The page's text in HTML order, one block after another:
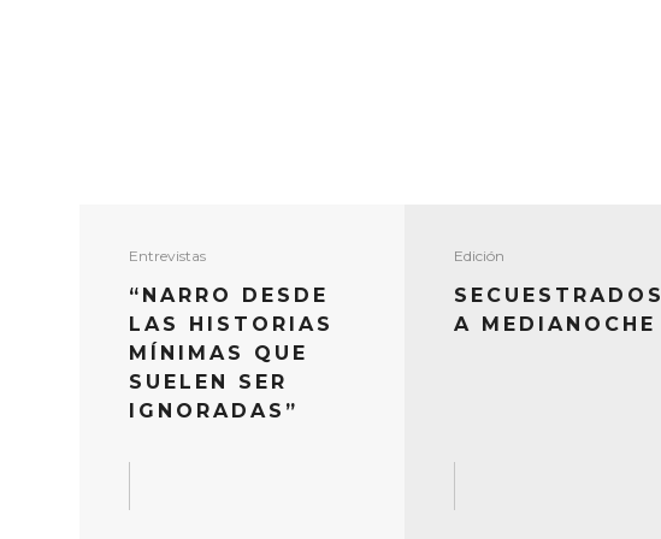
Entrevistas
“NARRO DESDE
LAS HISTORIAS
MÍNIMAS QUE
SUELEN SER
IGNORADAS”
Edición
SECUESTRADOS
A MEDIANOCHE